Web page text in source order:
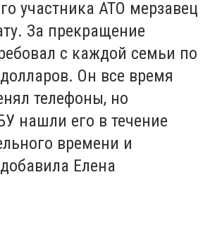
участника АТО мерзавец
За прекращение
с каждой семьи по
Он все время
телефоны, но
нашли его в течение
времени и
Елена